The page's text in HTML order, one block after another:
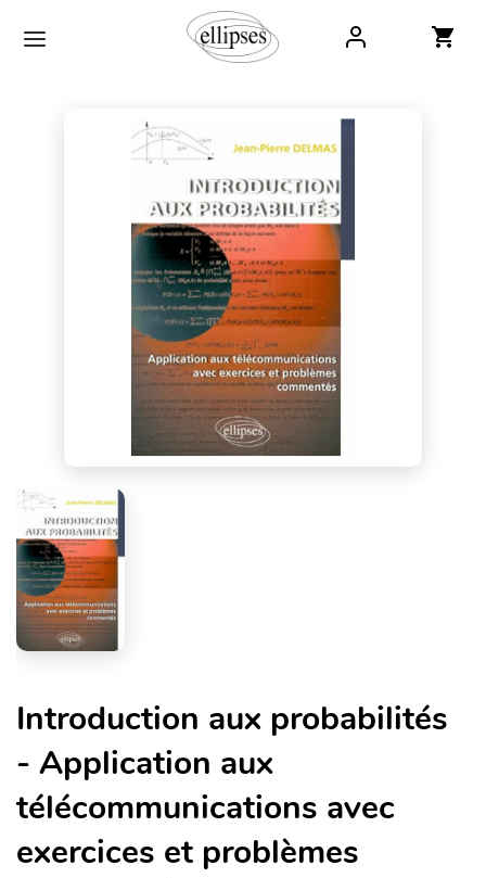
Introduction aux probabilités
- Application aux
télécommunications avec
exercices et problèmes